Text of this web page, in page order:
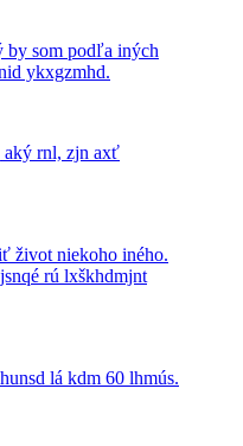
by som podľa iných
ykxgzmhd.
aký rnl, zjn axť
život niekoho iného.
rú lxškhdmjnt
lá kdm 60 lhmús.